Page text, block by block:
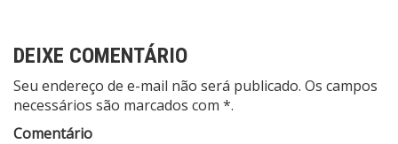
DEIXE COMENTÁRIO
Seu endereço de e-mail não será publicado. Os campos
necessários são marcados com *.
Comentário